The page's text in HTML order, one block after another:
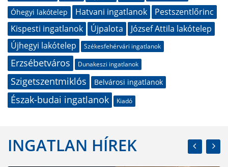
Óhegyi lakótelep Hatvani ingatlanok
Pestszentlőrinc
Kispesti ingatlanok
Újpalota
József Attila lakótelep
Újhegyi lakótelep
Székesfehérvári ingatlanok
Erzsébetváros Dunakeszi ingatlanok
Szigetszentmiklós Belvárosi ingatlanok
Észak-budai ingatlanok Kiadó
INGATLAN HÍREK